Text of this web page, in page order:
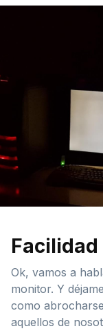
Facilidad
Ok, vamos a
monitor. Y
como
aquellos de